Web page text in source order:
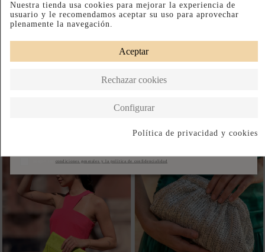
Paga a Plazos
Productos en la misma categoría
condiciones generales y la política de confidencialidad
Nuestra tienda usa cookies para mejorar la experiencia de
usuario y le recomendamos aceptar su uso para aprovechar
plenamente la navegación.
Aceptar
Rechazar cookies
Configurar
Política de privacidad y cookies